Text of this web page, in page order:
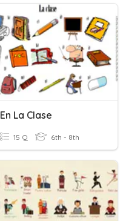
En La Clase
15 Q 6th - 8th